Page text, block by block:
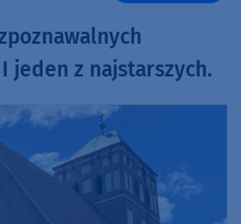
jeden z najstarszych.